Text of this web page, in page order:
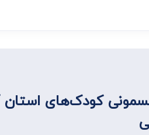
کودک‌های استان